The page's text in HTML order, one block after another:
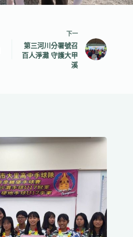
下一
第三河川分署號召
百人淨灘 守護大甲
溪